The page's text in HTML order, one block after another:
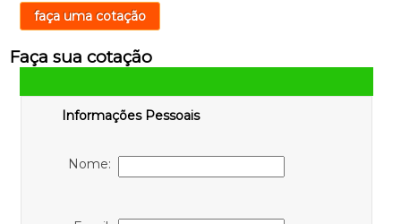
faça uma cotação
Faça sua cotação
Informações Pessoais
Nome: